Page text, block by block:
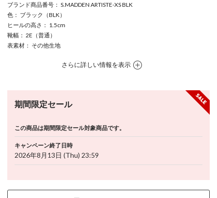
ブランド商品番号 ： S.MADDEN ARTISTE-XS BLK
色 ： ブラック（BLK）
ヒールの高さ ： 1.5cm
靴幅 ： 2E（普通）
表素材 ： その他生地
さらに詳しい情報を表示
期間限定セール
この商品は期間限定セール対象商品です。
キャンペーン終了日時
2026年8月13日 (Thu) 23:59